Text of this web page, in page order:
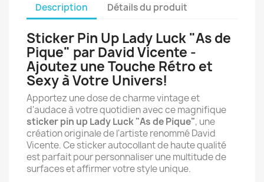
Description Détails du produit
Sticker Pin Up Lady Luck "As de
Pique" par David Vicente -
Ajoutez une Touche Rétro et
Sexy à Votre Univers!
Apportez une dose de charme vintage et
d'audace à votre quotidien avec ce magnifique
sticker pin up Lady Luck "As de Pique", une
création originale de l'artiste renommé David
Vicente. Ce sticker autocollant de haute qualité
est parfait pour personnaliser une multitude de
surfaces et affirmer votre style unique.